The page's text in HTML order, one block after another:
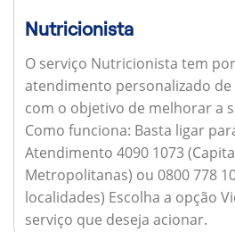
Nutricionista
O serviço Nutricionista tem
atendimento personalizado
com o objetivo de melhorar a
Como funciona: Basta ligar
Atendimento 4090 1073
Metropolitanas) ou 0800 778
localidades) Escolha a opção
serviço que deseja acionar.